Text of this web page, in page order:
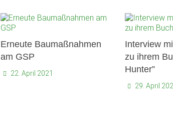
Erneute Baumaßnahmen
am GSP
22. April 2021
Interview
zu ihrem
Hunter”
29. April